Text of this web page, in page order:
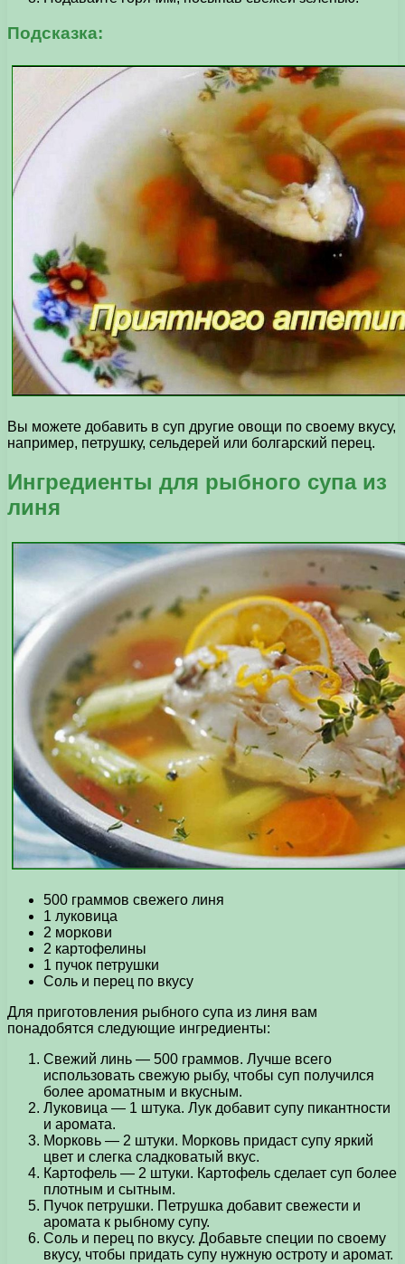
Подсказка:
Вы можете добавить в суп другие овощи по своему вкусу,
например, петрушку, сельдерей или болгарский перец.
Ингредиенты для рыбного супа из
линя
500 граммов свежего линя
1 луковица
2 моркови
2 картофелины
1 пучок петрушки
Соль и перец по вкусу
Для приготовления рыбного супа из линя вам
понадобятся следующие ингредиенты:
Свежий линь — 500 граммов. Лучше всего
использовать свежую рыбу, чтобы суп получился
более ароматным и вкусным.
Луковица — 1 штука. Лук добавит супу пикантности
и аромата.
Морковь — 2 штуки. Морковь придаст супу яркий
цвет и слегка сладковатый вкус.
Картофель — 2 штуки. Картофель сделает суп более
плотным и сытным.
Пучок петрушки. Петрушка добавит свежести и
аромата к рыбному супу.
Соль и перец по вкусу. Добавьте специи по своему
вкусу, чтобы придать супу нужную остроту и аромат.